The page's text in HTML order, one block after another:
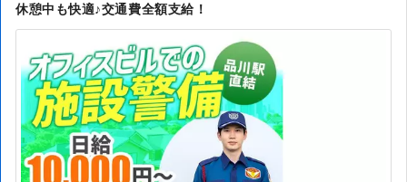
休憩中も快適♪交通費全額支給！